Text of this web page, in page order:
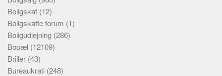
Boligskat (12)
Boligskatte forum (1)
Boligudlejning (286)
Bopæl (12109)
Briller (43)
Bureaukrati (248)